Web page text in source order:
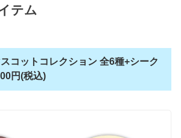
テム
コットコレクション 全6種+シーク
円(税込)